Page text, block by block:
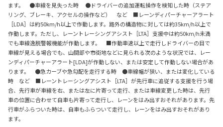
ます。 ●車線を見失った時 ●ドライバーの追加運転操作を検知した時（ステア
リング、ブレーキ、アクセルの操作など） など ■レーンディパーチャーアラート
［LDA］は約50km/h以上で作動します。路外の構造物に対しては約35km/h以上で
作動します。ただし、レーントレーシングアシスト［LTA］支援中は約50km/h未満
でも車線逸脱警報機能が作動します。 ■作動車速以上で走行しドライバーの目で
車線が見える場合でも、山間部や市街地などに見られる次のような状況では、レー
ンディパーチャーアラート[LDA]が作動しない、または安定して作動しない場合があ
ります。 ●急カーブや急勾配を走行する時 ●車線幅が狭い、または変化している
時 など ■レーントレーシングアシスト［LTA］が先行車に追従する支援を行う場
合、先行車が車線を右、または左に片寄って走行、または車線変更した時は、先行
車の位置に合わせて自車も片寄って走行し、レーンをはみ出すおそれがあります。先
行車がふらついた時は、自車もふらついて走行し、レーンをはみ出すおそれがあり
ます。